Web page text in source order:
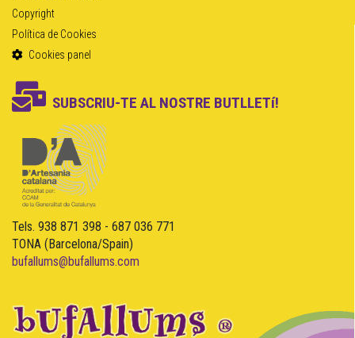
Copyright
Política de Cookies
Cookies panel
SUBSCRIU-TE AL NOSTRE BUTLLETí!
Tels. 938 871 398 - 687 036 771
TONA (Barcelona/Spain)
bufallums@bufallums.com